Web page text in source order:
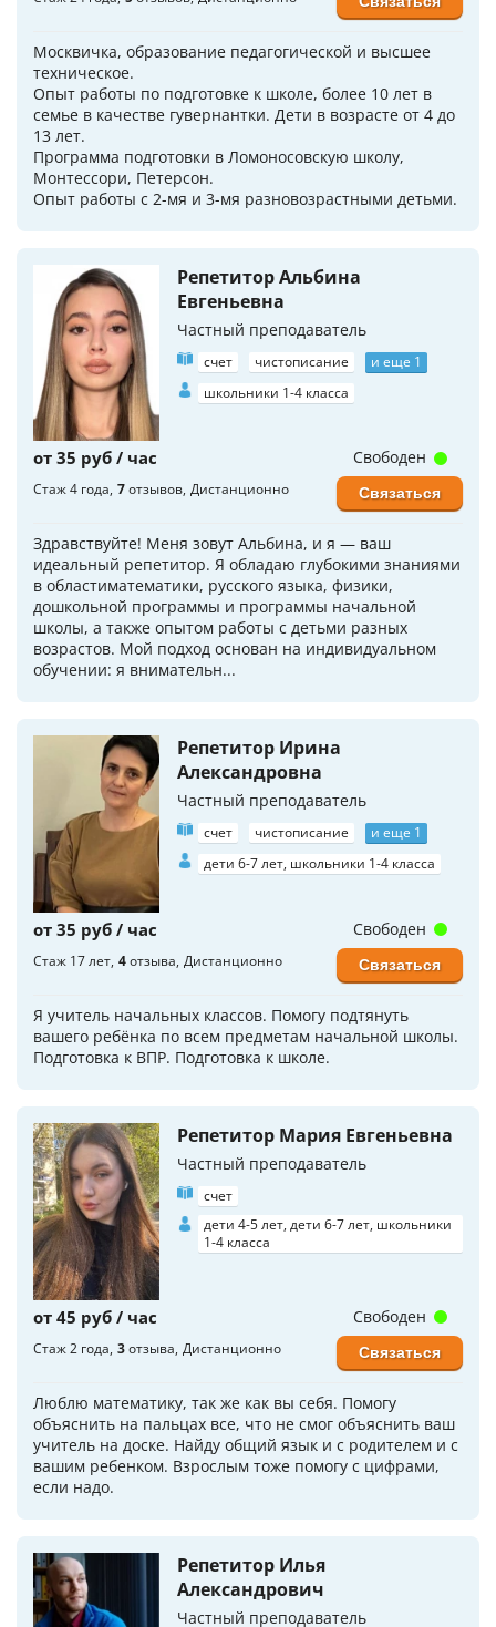
Москвичка, образование педагогической и высшее
техническое.
Опыт работы по подготовке к школе, более 10 лет в
семье в качестве гувернантки. Дети в возрасте от 4 до
13 лет.
Программа подготовки в Ломоносовскую школу,
Монтессори, Петерсон.
Опыт работы с 2-мя и 3-мя разновозрастными детьми.
Репетитор Альбина
Евгеньевна
Частный преподаватель
счет чистописание
и еще 1
школьники 1-4 класса
от 35 руб / час
Стаж 4 года 7отзывов Дистанционно
Здравствуйте! Меня зовут Альбина, и я — ваш
идеальный репетитор. Я обладаю глубокими знаниями
в областиматематики, русского языка, физики,
дошкольной программы и программы начальной
школы, а также опытом работы с детьми разных
возрастов. Мой подход основан на индивидуальном
обучении: я внимательн...
Свободен
Связаться
Репетитор Ирина
Александровна
Частный преподаватель
счет чистописание
и еще 1
дети 6-7 лет, школьники 1-4 класса
от 35 руб / час
Стаж 17 лет 4отзыва Дистанционно
Я учитель начальных классов. Помогу подтянуть
вашего ребёнка по всем предметам начальной школы.
Подготовка к ВПР. Подготовка к школе.
Свободен
Связаться
Репетитор Мария Евгеньевна
Частный преподаватель
счет
дети 4-5 лет, дети 6-7 лет, школьники
1-4 класса
от 45 руб / час
Стаж 2 года 3отзыва Дистанционно
Люблю математику, так же как вы себя. Помогу
объяснить на пальцах все, что не смог объяснить ваш
учитель на доске. Найду общий язык и с родителем и с
вашим ребенком. Взрослым тоже помогу с цифрами,
если надо.
Свободен
Связаться
Репетитор Илья
Александрович
Частный преподаватель